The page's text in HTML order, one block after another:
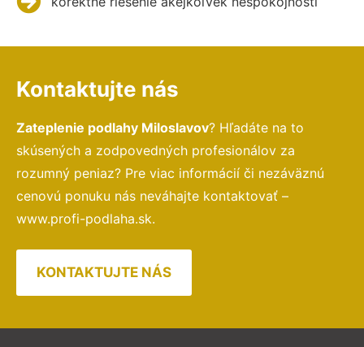
Kontaktujte nás
Zateplenie podlahy Miloslavov? Hľadáte na to
skúsených a zodpovedných profesionálov za
rozumný peniaz? Pre viac informácií či nezáväznú
cenovú ponuku nás neváhajte kontaktovať –
www.profi-podlaha.sk.
KONTAKTUJTE NÁS